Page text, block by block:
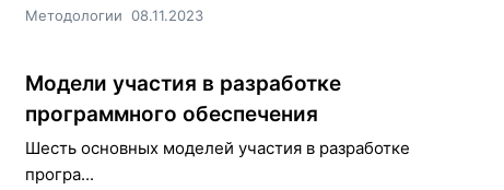
Методологии 08.11.2023
Модели участия в разработке
программного обеспечения
Шесть основных моделей участия в разработке
програ...